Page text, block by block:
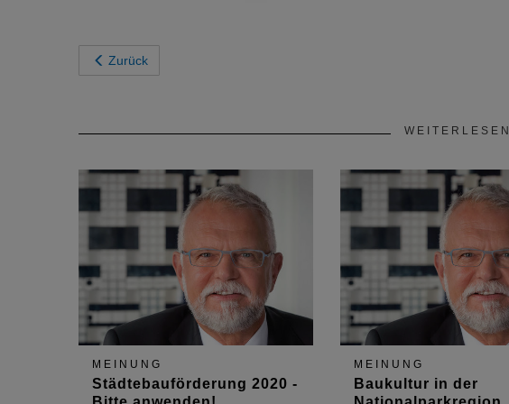
Zurück
WEITERLESEN
MEINUNG
Städtebauförderung 2020 -
MEINUNG
Baukultur in der